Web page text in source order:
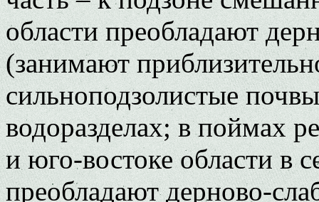
области преобладают
(занимают
сильноподзолистые
водоразделах; в поймах
и юго-востоке области в
преобладают дерново-